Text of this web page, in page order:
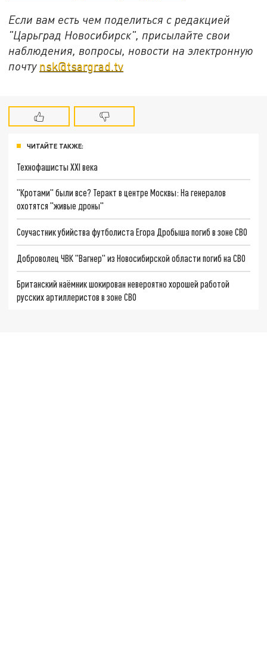
Если вам есть чем поделиться с редакцией
"Царьград Новосибирск", присылайте свои
наблюдения, вопросы, новости на электронную
почту nsk@tsargrad.tv
ЧИТАЙТЕ ТАКЖЕ:
Технофашисты XXI века
"Кротами" были все? Теракт в центре Москвы: На генералов
охотятся "живые дроны"
Соучастник убийства футболиста Егора Дробыша погиб в зоне СВО
Доброволец ЧВК "Вагнер" из Новосибирской области погиб на СВО
Британский наёмник шокирован невероятно хорошей работой
русских артиллеристов в зоне СВО